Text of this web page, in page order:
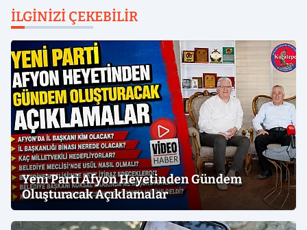
İLGINIZI ÇEKEBILIR
Yeni Parti Afyon Heyetinden Gündem
Oluşturacak Açıklamalar